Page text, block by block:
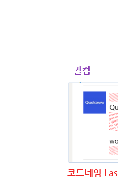
- 퀄컴
코드네임